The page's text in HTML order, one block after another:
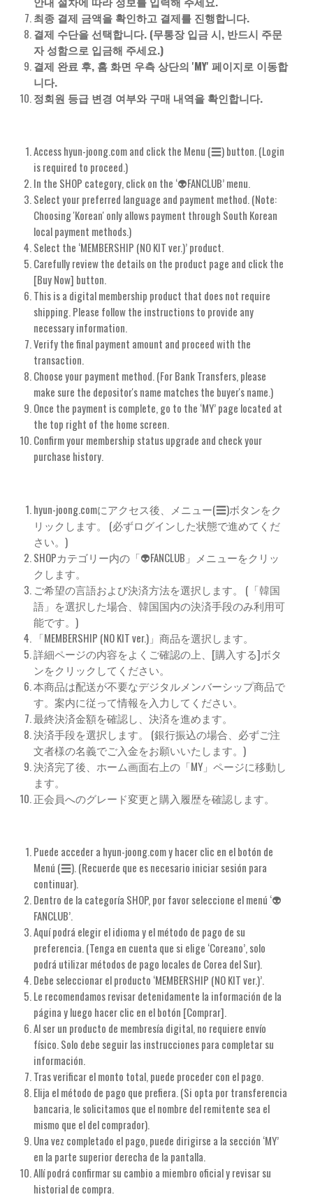
최종 결제 금액을 확인하고 결제를 진행합니다.
결제 수단을 선택합니다. (무통장 입금 시, 반드시 주문
자 성함으로 입금해 주세요.)
결제 완료 후, 홈 화면 우측 상단의 'MY' 페이지로 이동합
니다.
정회원 등급 변경 여부와 구매 내역을 확인합니다.
Access hyun-joong.com and click the Menu (☰) button. (Login
is required to proceed.)
In the SHOP category, click on the ‘👽FANCLUB’ menu.
Select your preferred language and payment method. (Note:
Choosing 'Korean' only allows payment through South Korean
local payment methods.)
Select the ‘MEMBERSHIP (NO KIT ver.)’ product.
Carefully review the details on the product page and click the
[Buy Now] button.
This is a digital membership product that does not require
shipping. Please follow the instructions to provide any
necessary information.
Verify the final payment amount and proceed with the
transaction.
Choose your payment method. (For Bank Transfers, please
make sure the depositor's name matches the buyer's name.)
Once the payment is complete, go to the ‘MY’ page located at
the top right of the home screen.
Confirm your membership status upgrade and check your
purchase history.
hyun-joong.comにアクセス後、メニュー(☰)ボタンをク
リックします。 (必ずログインした状態で進めてくだ
さい。)
SHOPカテゴリー内の「👽FANCLUB」メニューをクリッ
クします。
ご希望の言語および決済方法を選択します。 (「韓国
語」を選択した場合、韓国国内の決済手段のみ利用可
能です。)
「MEMBERSHIP (NO KIT ver.)」商品を選択します。
詳細ページの内容をよくご確認の上、[購入する]ボタ
ンをクリックしてください。
本商品は配送が不要なデジタルメンバーシップ商品で
す。案内に従って情報を入力してください。
最終決済金額を確認し、決済を進めます。
決済手段を選択します。 (銀行振込の場合、必ずご注
文者様の名義でご入金をお願いいたします。)
決済完了後、ホーム画面右上の「MY」ページに移動し
ます。
正会員へのグレード変更と購入履歴を確認します。
Puede acceder a hyun-joong.com y hacer clic en el botón de
Menú (☰). (Recuerde que es necesario iniciar sesión para
continuar).
Dentro de la categoría SHOP, por favor seleccione el menú ‘👽
FANCLUB’.
Aquí podrá elegir el idioma y el método de pago de su
preferencia. (Tenga en cuenta que si elige ‘Coreano’, solo
podrá utilizar métodos de pago locales de Corea del Sur).
Debe seleccionar el producto ‘MEMBERSHIP (NO KIT ver.)’.
Le recomendamos revisar detenidamente la información de la
página y luego hacer clic en el botón [Comprar].
Al ser un producto de membresía digital, no requiere envío
físico. Solo debe seguir las instrucciones para completar su
información.
Tras verificar el monto total, puede proceder con el pago.
Elija el método de pago que prefiera. (Si opta por transferencia
bancaria, le solicitamos que el nombre del remitente sea el
mismo que el del comprador).
Una vez completado el pago, puede dirigirse a la sección ‘MY’
en la parte superior derecha de la pantalla.
Allí podrá confirmar su cambio a miembro oficial y revisar su
historial de compra.